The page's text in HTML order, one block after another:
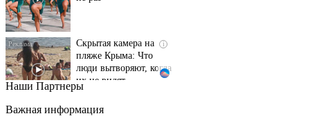
люди вытворяют, когда
их не видят...
несколько секунд, а
смеяться вы будете
Наши Партнеры
Важная информация